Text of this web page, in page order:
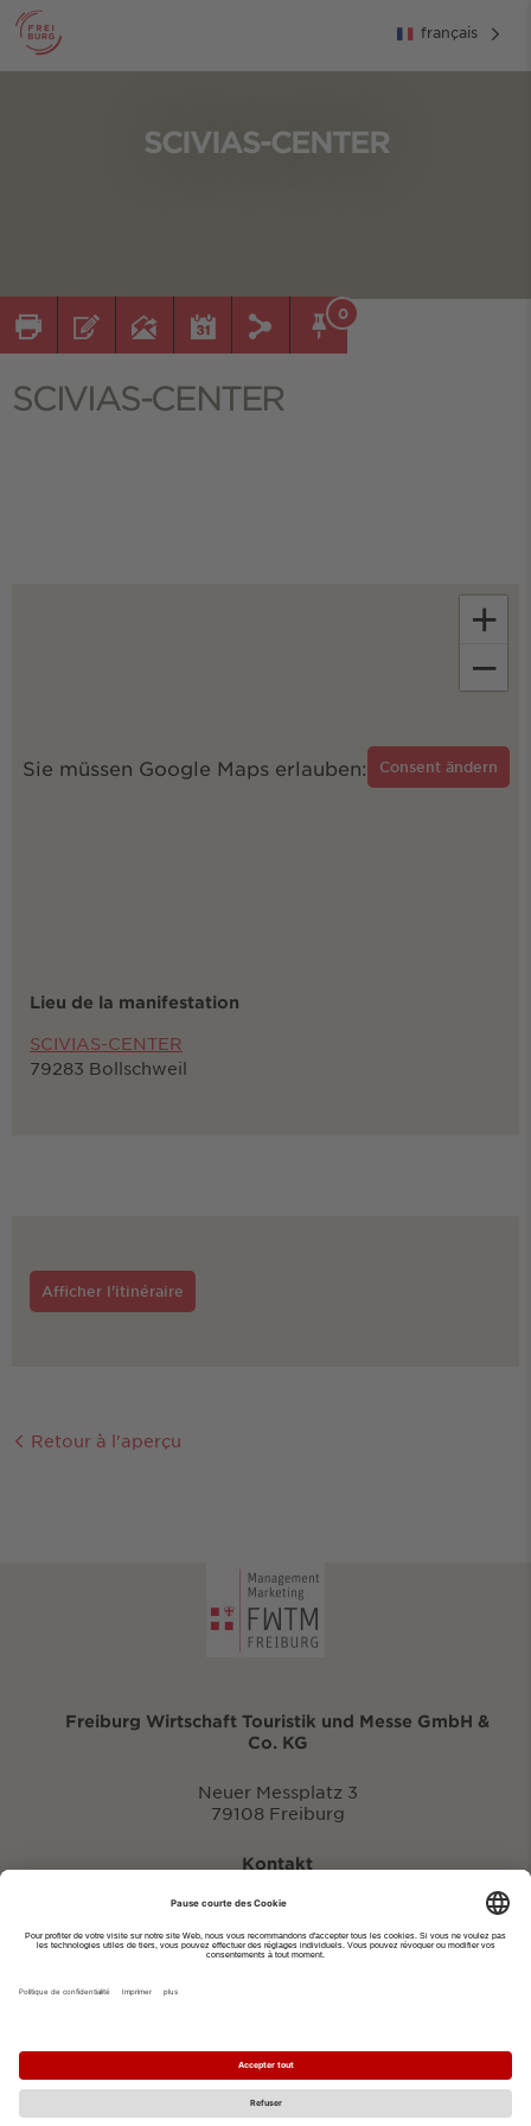
français
SCIVIAS-CENTER
0
SCIVIAS-CENTER
Sie müssen Google Maps erlauben: Consent ändern
+
−
Lieu de la manifestation
SCIVIAS-CENTER
79283 Bollschweil
Afficher l'itinéraire
Retour à l'aperçu
Freiburg Wirtschaft Touristik und Messe GmbH &
Co. KG
Neuer Messplatz 3
79108 Freiburg
Kontakt
eventportal@fwtm.de
Imprimer